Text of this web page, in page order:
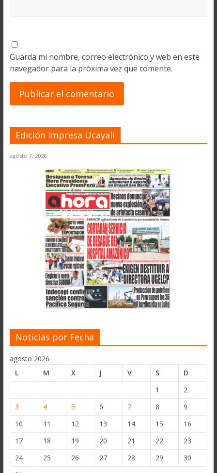
Guarda mi nombre, correo electrónico y web en este
navegador para la próxima vez que comente.
Edición Impresa Ucayali
agosto 7, 2026
Noticias por Fecha
agosto 2026
L
M X J V S
D
1
2
3
4 5 6 7 8
9
10
11 12 13 14 15
16
17
18 19 20 21 22
23
24
25 26 27 28 29
30